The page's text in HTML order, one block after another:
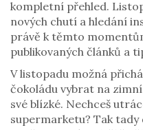
kompletní přehled.
nových chutí a hledání
právě k těmto
publikovaných článků a
V listopadu možná
čokoládu vybrat na
své blízké. Nechceš
supermarketu? Tak